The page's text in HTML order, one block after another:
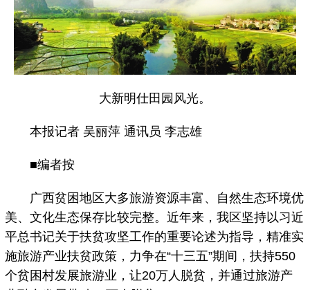
大新明仕田园风光。
本报记者 吴丽萍 通讯员 李志雄
■编者按
广西贫困地区大多旅游资源丰富、自然生态环境优
美、文化生态保存比较完整。近年来，我区坚持以习近
平总书记关于扶贫攻坚工作的重要论述为指导，精准实
施旅游产业扶贫政策，力争在“十三五”期间，扶持550
个贫困村发展旅游业，让20万人脱贫，并通过旅游产